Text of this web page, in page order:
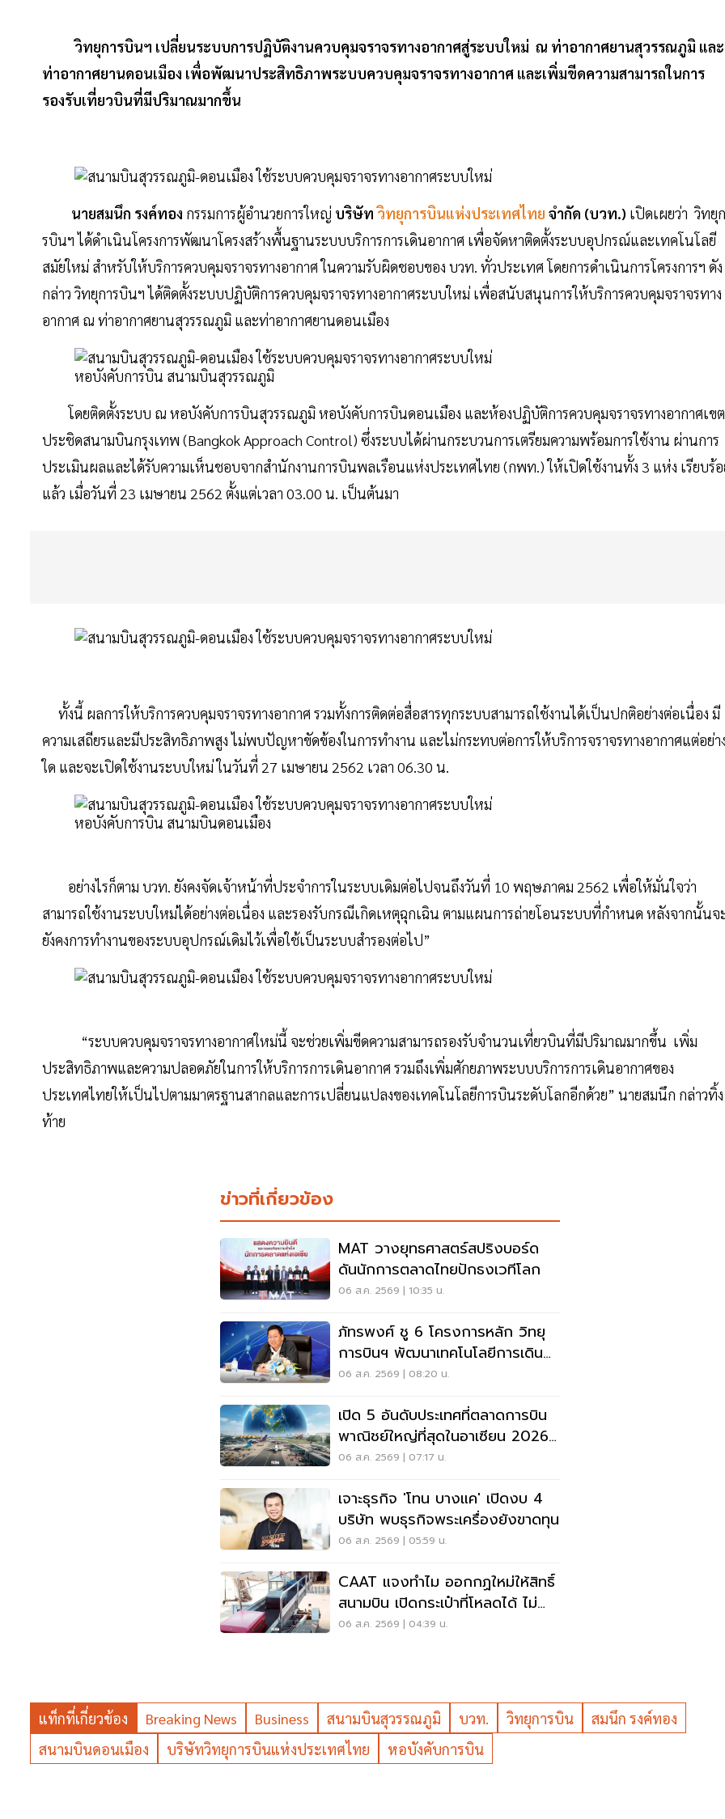
วิทยุการบินฯ เปลี่ยนระบบการปฏิบัติงานควบคุมจราจรทางอากาศสู่ระบบใหม่ ณ ท่าอากาศยานสุวรรณภูมิ และ
ท่าอากาศยานดอนเมือง เพื่อพัฒนาประสิทธิภาพระบบควบคุมจราจรทางอากาศ และเพิ่มขีดความสามารถในการ
รองรับเที่ยวบินที่มีปริมาณมากขึ้น
นายสมนึก รงค์ทอง กรรมการผู้อำนวยการใหญ่ บริษัทวิทยุการบินแห่งประเทศไทย จำกัด (บวท.) เปิดเผยว่า วิทยุ
รบินฯ ได้ดำเนินโครงการพัฒนาโครงสร้างพื้นฐานระบบบริการการเดินอากาศ เพื่อจัดหาติดตั้งระบบอุปกรณ์และเทคโนโลยี
สมัยใหม่ สำหรับให้บริการควบคุมจราจรทางอากาศ ในความรับผิดชอบของ บวท. ทั่วประเทศ โดยการดำเนินการโครงการฯ ดัง
กล่าว วิทยุการบินฯ ได้ติดตั้งระบบปฏิบัติการควบคุมจราจรทางอากาศระบบใหม่ เพื่อสนับสนุนการให้บริการควบคุมจราจรทาง
อากาศ ณ ท่าอากาศยานสุวรรณภูมิ และท่าอากาศยานดอนเมือง
หอบังคับการบิน สนามบินสุวรรณภูมิ
โดยติดตั้งระบบ ณ หอบังคับการบินสุวรรณภูมิ หอบังคับการบินดอนเมือง และห้องปฏิบัติการควบคุมจราจรทางอากาศเขต
ประชิดสนามบินกรุงเทพ (Bangkok Approach Control) ซึ่งระบบได้ผ่านกระบวนการเตรียมความพร้อมการใช้งาน ผ่านการ
ประเมินผลและได้รับความเห็นชอบจากสำนักงานการบินพลเรือนแห่งประเทศไทย (กพท.) ให้เปิดใช้งานทั้ง 3 แห่ง เรียบร้
แล้ว เมื่อวันที่ 23 เมษายน 2562 ตั้งแต่เวลา 03.00 น. เป็นต้นมา
ทั้งนี้ ผลการให้บริการควบคุมจราจรทางอากาศ รวมทั้งการติดต่อสื่อสารทุกระบบสามารถใช้งานได้เป็นปกติอย่างต่อเนื่อง มี
ความเสถียรและมีประสิทธิภาพสูง ไม่พบปัญหาขัดข้องในการทำงาน และไม่กระทบต่อการให้บริการจราจรทางอากาศแต่อย่า
ใด และจะเปิดใช้งานระบบใหม่ ในวันที่ 27 เมษายน 2562 เวลา 06.30 น.
หอบังคับการบิน สนามบินดอนเมือง
อย่างไรก็ตาม บวท. ยังคงจัดเจ้าหน้าที่ประจำการในระบบเดิมต่อไปจนถึงวันที่ 10 พฤษภาคม 2562 เพื่อให้มั่นใจว่า
สามารถใช้งานระบบใหม่ได้อย่างต่อเนื่อง และรองรับกรณีเกิดเหตุฉุกเฉิน ตามแผนการถ่ายโอนระบบที่กำหนด หลังจากนั้นจ
ยังคงการทำงานของระบบอุปกรณ์เดิมไว้เพื่อใช้เป็นระบบสำรองต่อไป”
“ระบบควบคุมจราจรทางอากาศใหม่นี้ จะช่วยเพิ่มขีดความสามารถรองรับจำนวนเที่ยวบินที่มีปริมาณมากขึ้น เพิ่ม
ประสิทธิภาพและความปลอดภัยในการให้บริการการเดินอากาศ รวมถึงเพิ่มศักยภาพระบบบริการการเดินอากาศของ
ประเทศไทยให้เป็นไปตามมาตรฐานสากลและการเปลี่ยนแปลงของเทคโนโลยีการบินระดับโลกอีกด้วย” นายสมนึก กล่าวทิ้ง
ท้าย
ข่าวที่เกี่ยวข้อง
MAT วางยุทธศาสตร์สปริงบอร์ด
ดันนักการตลาดไทยปักธงเวทีโลก
06 ส.ค. 2569 | 10:35 น.
ภัทรพงศ์ ชู 6 โครงการหลัก วิทยุ
การบินฯ พัฒนาเทคโนโลยีการเดิน
อากาศ การบินยุคใหม่
06 ส.ค. 2569 | 08:20 น.
เปิด 5 อันดับประเทศที่ตลาดการบิน
พาณิชย์ใหญ่ที่สุดในอาเซียน 2026
เวียดนามแซงไทยแล้ว
06 ส.ค. 2569 | 07:17 น.
เจาะธุรกิจ 'โทน บางแค' เปิดงบ 4
บริษัท พบธุรกิจพระเครื่องยังขาดทุน
06 ส.ค. 2569 | 05:59 น.
CAAT แจงทำไม ออกกฏใหม่ให้สิทธิ์
สนามบิน เปิดกระเป๋าที่โหลดได้ ไม่
ต้องเรียกเจ้าของ
06 ส.ค. 2569 | 04:39 น.
แท็กที่เกี่ยวข้อง Breaking News Business สนามบินสุวรรณภูมิ บวท. วิทยุการบิน
สมนึก รงค์ทอง
สนามบินดอนเมือง
บริษัทวิทยุการบินแห่งประเทศไทย หอบังคับการบิน